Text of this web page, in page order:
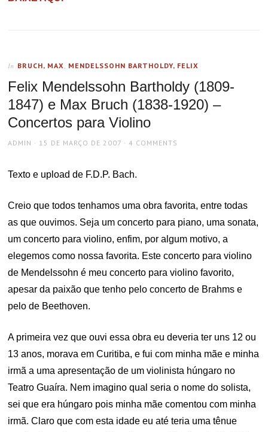
In BRUCH, MAX, MENDELSSOHN BARTHOLDY, FELIX
Felix Mendelssohn Bartholdy (1809-
1847) e Max Bruch (1838-1920) –
Concertos para Violino
AUTHOR
ADMIN
POSTED
15 DE MARÇO DE 2007 4 COMMENTS
Texto e upload de F.D.P. Bach.
Creio que todos tenhamos uma obra favorita, entre todas
as que ouvimos. Seja um concerto para piano, uma sonata,
um concerto para violino, enfim, por algum motivo, a
elegemos como nossa favorita. Este concerto para violino
de Mendelssohn é meu concerto para violino favorito,
apesar da paixão que tenho pelo concerto de Brahms e
pelo de Beethoven.
A primeira vez que ouvi essa obra eu deveria ter uns 12 ou
13 anos, morava em Curitiba, e fui com minha mãe e minha
irmã a uma apresentação de um violinista húngaro no
Teatro Guaíra. Nem imagino qual seria o nome do solista,
sei que era húngaro pois minha mãe comentou com minha
irmã. Claro que com esta idade eu até teria uma tênue